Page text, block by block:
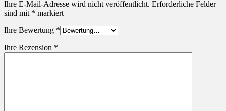
Ihre E-Mail-Adresse wird nicht veröffentlicht. Erforderliche Felder
sind mit * markiert
Ihre Bewertung *
Ihre Rezension *